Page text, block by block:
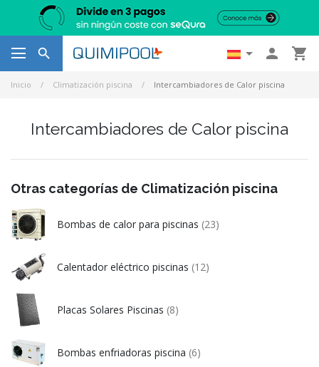
   
Inicio Climatización piscina Intercambiadores de Calor piscina
Intercambiadores de Calor piscina
Otras categorías de Climatización piscina
Bombas de calor para piscinas (23)
Calentador eléctrico piscinas (12)
Placas Solares Piscinas (8)
Bombas enfriadoras piscina (6)